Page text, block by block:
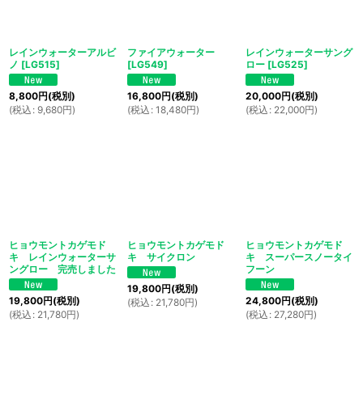
レインウォーターアルビ
ノ [LG515]
8,800円(税別)
(税込 : 9,680円)
ファイアウォーター
[LG549]
16,800円(税別)
(税込 : 18,480円)
レインウォーターサング
ロー [LG525]
20,000円(税別)
(税込 : 22,000円)
ヒョウモントカゲモド
キ レインウォーターサ
ングロー 完売しました
19,800円(税別)
(税込 : 21,780円)
ヒョウモントカゲモド
キ サイクロン
19,800円(税別)
(税込 : 21,780円)
ヒョウモントカゲモド
キ スーパースノータイ
フーン
24,800円(税別)
(税込 : 27,280円)